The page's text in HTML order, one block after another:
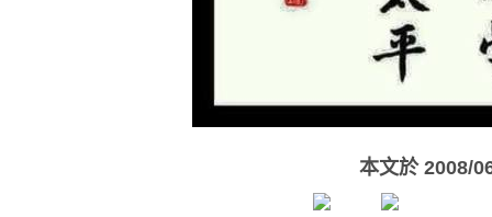
本文於 2008/